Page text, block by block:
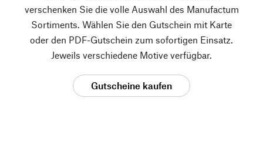
verschenken Sie die volle Auswahl des Manufactum
Sortiments. Wählen Sie den Gutschein mit Karte
oder den PDF-Gutschein zum sofortigen Einsatz.
Jeweils verschiedene Motive verfügbar.
Gutscheine kaufen